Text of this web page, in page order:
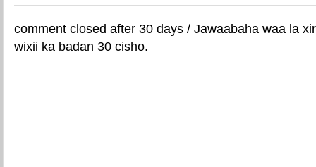
comment closed after 30 days / Jawaabaha waa la
wixii ka badan 30 cisho.